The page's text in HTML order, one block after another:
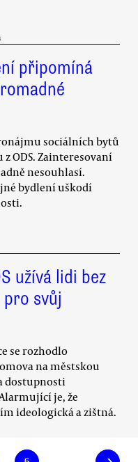
připomíná
sociálních bytů
ODS. Zainteresovaní
nesouhlasí.
bydlení uškodí
užívá lidi bez
svůj
se rozhodlo
na městskou
dostupnosti
je, že
ideologická a zištná.